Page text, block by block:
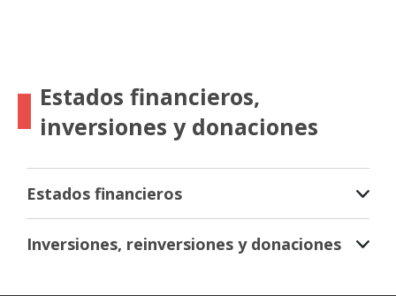
Estados financieros,
inversiones y donaciones
Estados financieros
Inversiones, reinversiones y donaciones